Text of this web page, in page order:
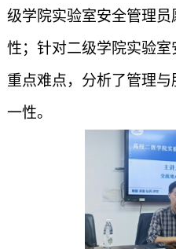
级学院实验室安全管理
性；针对二级学院实验
重点难点，分析了管理
一性。